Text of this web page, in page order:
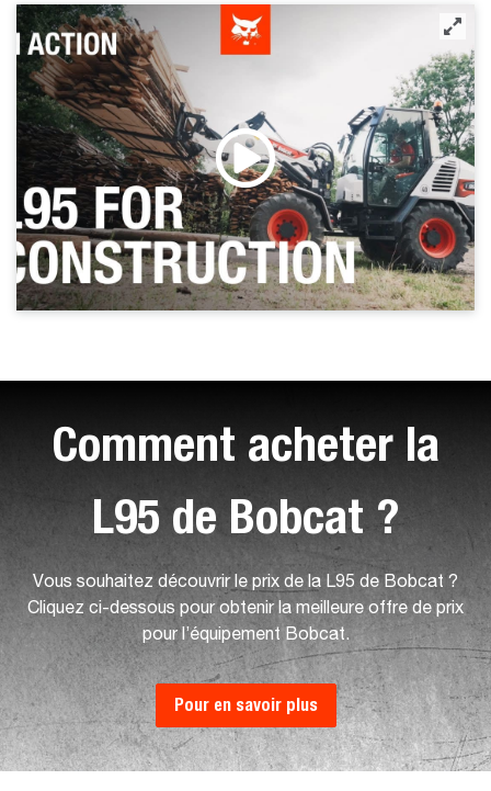
Comment acheter la
L95 de Bobcat ?
Vous souhaitez découvrir le prix de la L95 de Bobcat ?
Cliquez ci-dessous pour obtenir la meilleure offre de prix
pour l’équipement Bobcat.
Pour en savoir plus